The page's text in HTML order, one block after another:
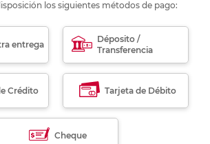
los siguientes métodos de pago:
entrega
Déposito /
Transferencia
Crédito Tarjeta de Débito
Cheque